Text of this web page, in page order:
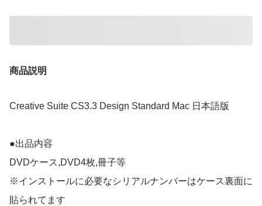
商品説明
Creative Suite CS3.3 Design Standard Mac 日本語版
●出品内容
DVDケース,DVD4枚,冊子等
※インストールに必要なシリアルナンバーはケース裏面に
貼られてます